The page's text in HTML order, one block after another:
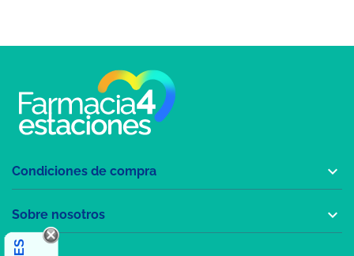
Condiciones de compra 
Sobre nosotros 